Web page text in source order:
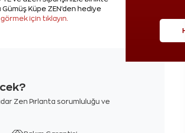
Gümüş Küpe ZEN'den hediye
için tıklayın.
Zen Pırlanta sorumluluğu ve